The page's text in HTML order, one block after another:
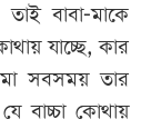
বাবা-মাকে
যাচ্ছে, কার
মা সবসময় তার
বাচ্চা কোথায়